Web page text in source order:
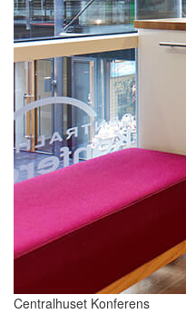
Centralhuset Konferens